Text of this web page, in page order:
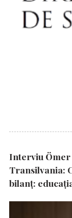
Interviu Ömer
Transilvania:
bilanț: